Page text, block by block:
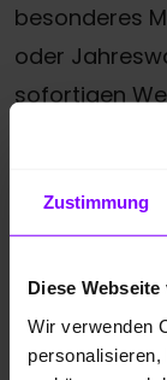
Zustimmung
Diese
Wir verwenden
besonderes
oder
sofortigen
vermeiden
Entdecken